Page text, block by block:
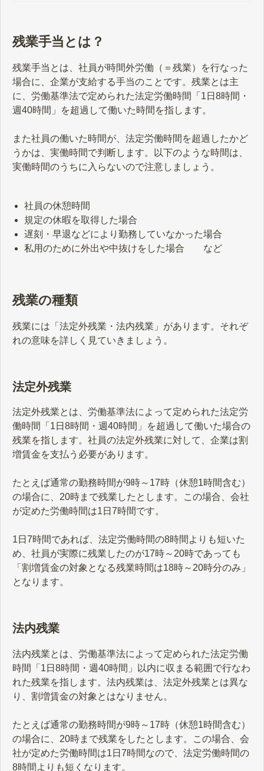
残業手当とは？
残業手当とは、社員が時間外労働（＝残業）を行なった
場合に、企業が支給する手当のことです。残業とは主
に、労働基準法で定められた法定労働時間「1日8時間・
週40時間」を超過して働いた時間を指します。
また社員の働いた時間が、法定労働時間を超過したかど
うかは、実働時間で判断します。以下のような時間は、
実働時間のうちに入らないので注意しましょう。
社員の休憩時間
規定の休暇を取得した場合
遅刻・早退などにより勤務していなかった場合
私用のために外出や中抜けをした場合 など
残業の種類
残業には「法定外残業・法内残業」があります。それぞ
れの意味を詳しく見ていきましょう。
法定外残業
法定外残業とは、労働基準法によって定められた法定労
働時間「1日8時間・週40時間」を超過して働いた場合の
残業を指します。社員の法定外残業に対して、企業は割
増賃金を支払う必要があります。
たとえば通常の勤務時間が9時～17時（休憩1時間含む）
の場合に、20時まで残業したとします。この場合、会社
が定めた労働時間は1日7時間です。
1日7時間であれば、法定労働時間の8時間よりも短いた
め、社員が実際に残業したのが17時～20時であっても
「割増賃金の対象となる残業時間は18時～20時分のみ」
となります。
法内残業
法内残業とは、労働基準法によって定められた法定労働
時間「1日8時間・週40時間」以内に収まる範囲で行なわ
れた残業を指します。法内残業は、法定外残業とは異な
り、割増賃金の対象とはなりません。
たとえば通常の勤務時間が9時～17時（休憩1時間含む）
の場合に、20時まで残業をしたとします。この場合、会
社が定めた労働時間は1日7時間なので、法定労働時間の
8時間よりも短くなります。